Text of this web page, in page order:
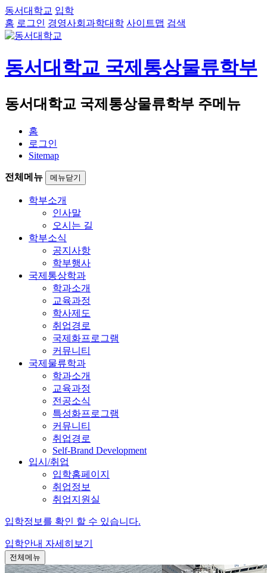
동서대학교 입학
홈 로그인 경영사회과학대학 사이트맵 검색
동서대학교 국제통상물류학부
동서대학교 국제통상물류학부 주메뉴
홈
로그인
Sitemap
전체메뉴 메뉴닫기
학부소개
인사말
오시는 길
학부소식
공지사항
학부행사
국제통상학과
학과소개
교육과정
학사제도
취업경로
국제화프로그램
커뮤니티
국제물류학과
학과소개
교육과정
전공소식
특성화프로그램
커뮤니티
취업경로
Self-Brand Development
입시/취업
입학홈페이지
취업정보
취업지원실
입학정보를 확인 할 수 있습니다.
입학안내 자세히보기
전체메뉴